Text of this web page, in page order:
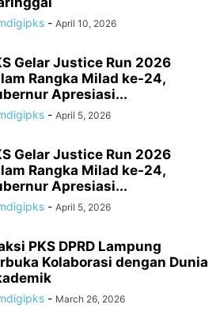
- April 10, 2026
Gelar Justice Run 2026
Rangka Milad ke-24,
Apresiasi...
- April 5, 2026
Gelar Justice Run 2026
Rangka Milad ke-24,
Apresiasi...
- April 5, 2026
PKS DPRD Lampung
Kolaborasi dengan Dunia
- March 26, 2026